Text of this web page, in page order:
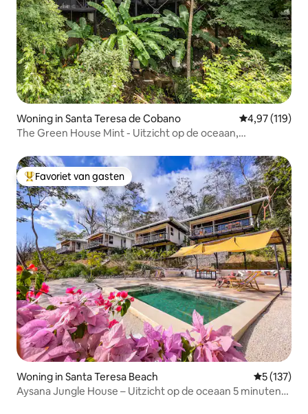
Woning in Santa Teresa de Cobano Gemiddelde
4,97 (119)
The Green House Mint - Uitzicht op de oceaan,
Topfavoriet van gasten
Favoriet van gasten
Woning in Santa Teresa Beach
5 (137)
Aysana Jungle House – Uitzicht op de oceaan 5 minuten